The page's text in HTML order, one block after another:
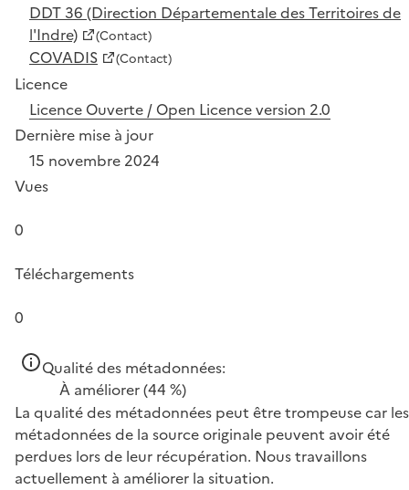
DDT 36 (Direction Départementale des Territoires de
l'Indre)
(Contact)
COVADIS (Contact)
Licence
Licence Ouverte / Open Licence version 2.0
Dernière mise à jour
15 novembre 2024
Vues
0
Téléchargements
0
Qualité des métadonnées:
À améliorer(44 %)
La qualité des métadonnées peut être trompeuse car les
métadonnées de la source originale peuvent avoir été
perdues lors de leur récupération. Nous travaillons
actuellement à améliorer la situation.